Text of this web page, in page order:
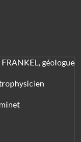
géologue